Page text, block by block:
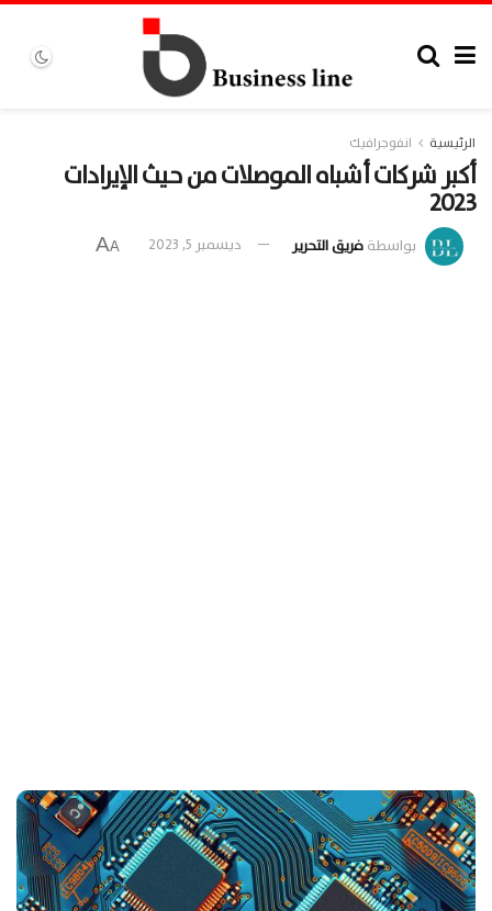
الرئيسية انفوجرافيك
أكبر شركات أشباه الموصلات من حيث الإيرادات
2023
بواسطةفريق التحرير ديسمبر 5, 2023 A
A